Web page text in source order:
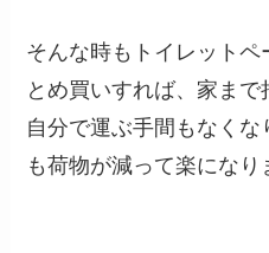
そんな時もトイレットペ
とめ買いすれば、家まで
自分で運ぶ手間もなく
も荷物が減って楽になり